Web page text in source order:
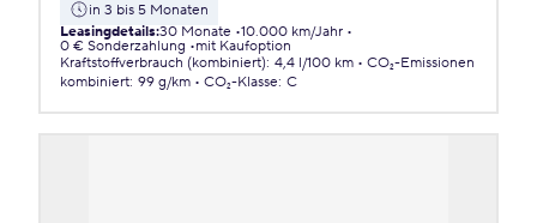
in 3 bis 5 Monaten
Leasingdetails:30 Monate 10.000 km/Jahr
0 € Sonderzahlung
mit Kaufoption
Kraftstoffverbrauch (kombiniert): 4,4 l/100 km
CO₂-Emissionen
kombiniert: 99 g/km CO₂-Klasse: C